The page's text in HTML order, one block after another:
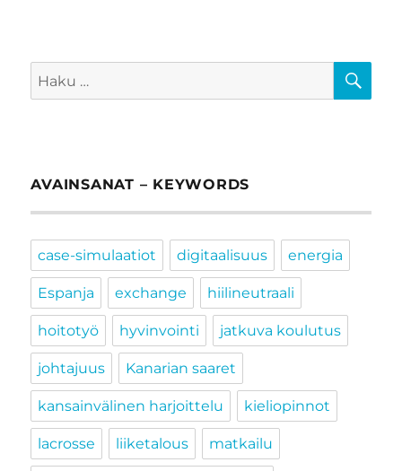
Etsi:
AVAINSANAT – KEYWORDS
case-simulaatiot digitaalisuus energia
Espanja exchange hiilineutraali
hoitotyö hyvinvointi jatkuva koulutus
johtajuus Kanarian saaret
kansainvälinen harjoittelu kieliopinnot
lacrosse liiketalous matkailu